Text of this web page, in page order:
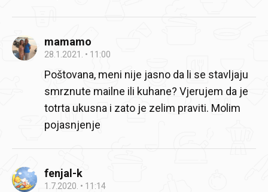
mamamo
28.1.2021. 11:00
Poštovana, meni nije jasno da li se stavljaju
smrznute mailne ili kuhane? Vjerujem da je
totrta ukusna i zato je zelim praviti. Molim
pojasnjenje
fenjal-k
1.7.2020. 11:14